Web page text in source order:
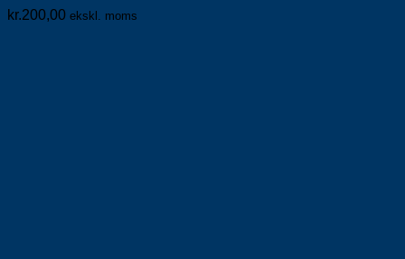
kr.200,00 ekskl. moms